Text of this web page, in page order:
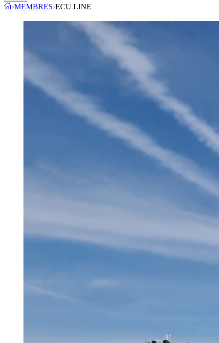
›MEMBRES›ECU LINE